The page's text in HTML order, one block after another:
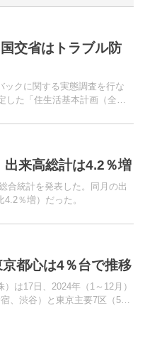
交省はトラブル防
ックに関する実態調査を行な
した「住生活基本計画（全国
るほか、22年6...
来高総計は4.2％増
合統計を発表した。同月の出
％増）だった。
都心は4％台で推移
は17日、2024年（1～12月）
、渋谷）と東京主要7区（5区